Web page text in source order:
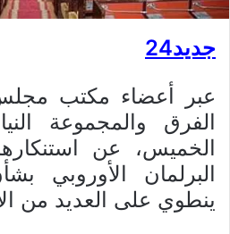
جديد24
عبر أعضاء مكتب
الفرق والمجموعة
الخميس، عن
البرلمان الأوروبي
ينطوي على العديد من